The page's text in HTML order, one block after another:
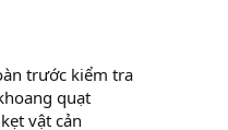
trước kiểm tra
quạt
vật cản